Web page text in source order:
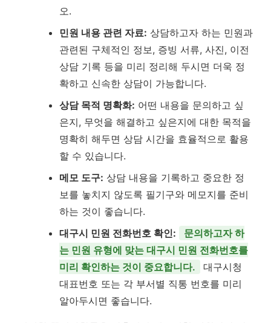
오.
민원 내용 관련 자료: 상담하고자 하는 민원과
관련된 구체적인 정보, 증빙 서류, 사진, 이전
상담 기록 등을 미리 정리해 두시면 더욱 정
확하고 신속한 상담이 가능합니다.
상담 목적 명확화: 어떤 내용을 문의하고 싶
은지, 무엇을 해결하고 싶은지에 대한 목적을
명확히 해두면 상담 시간을 효율적으로 활용
할 수 있습니다.
메모 도구: 상담 내용을 기록하고 중요한 정
보를 놓치지 않도록 필기구와 메모지를 준비
하는 것이 좋습니다.
대구시 민원 전화번호 확인:
문의하고자 하
는 민원 유형에 맞는 대구시 민원 전화번호를
미리 확인하는 것이 중요합니다.
대구시청
대표번호 또는 각 부서별 직통 번호를 미리
알아두시면 좋습니다.